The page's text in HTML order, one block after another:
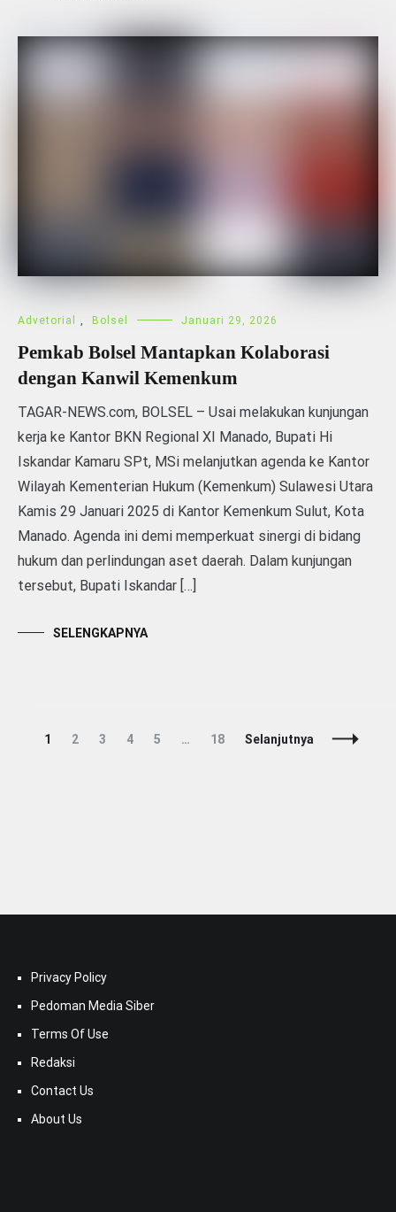
Advetorial , Bolsel Januari 29, 2026
Pemkab Bolsel Mantapkan Kolaborasi
dengan Kanwil Kemenkum
TAGAR-NEWS.com, BOLSEL – Usai melakukan kunjungan
kerja ke Kantor BKN Regional XI Manado, Bupati Hi
Iskandar Kamaru SPt, MSi melanjutkan agenda ke Kantor
Wilayah Kementerian Hukum (Kemenkum) Sulawesi Utara
Kamis 29 Januari 2025 di Kantor Kemenkum Sulut, Kota
Manado. Agenda ini demi memperkuat sinergi di bidang
hukum dan perlindungan aset daerah. Dalam kunjungan
tersebut, Bupati Iskandar […]
SELENGKAPNYA
Navigasi
Laman
1 Laman
2 Laman
3 Laman
4 Laman
5 … Laman
18 Selanjutnya
Privacy Policy
Pedoman Media Siber
Terms Of Use
Redaksi
Contact Us
About Us